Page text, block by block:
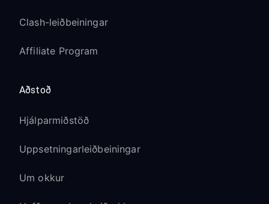
Clash-leiðbeiningar
Affiliate Program
Aðstoð
Hjálparmiðstöð
Uppsetningarleiðbeiningar
Um okkur